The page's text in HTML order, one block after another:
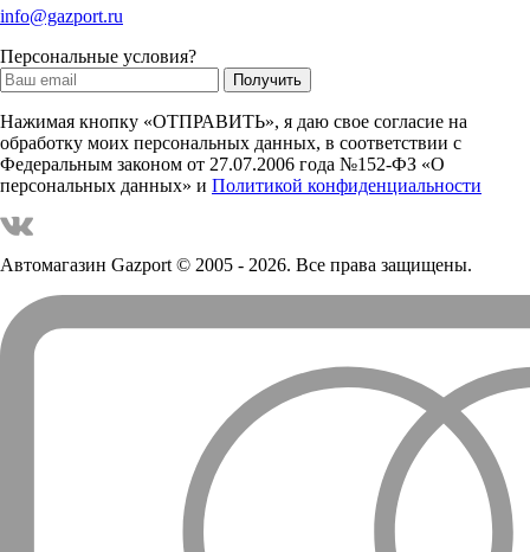
info@gazport.ru
Персональные условия?
Нажимая кнопку «ОТПРАВИТЬ», я даю свое согласие на
обработку моих персональных данных, в соответствии с
Федеральным законом от 27.07.2006 года №152-ФЗ «О
персональных данных» и Политикой конфиденциальности
Автомагазин Gazport© 2005 - 2026. Все права защищены.